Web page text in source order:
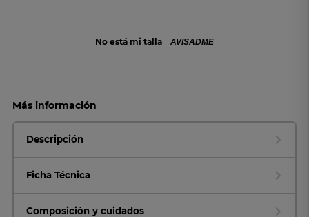
No está mi talla AVISADME
Más información
Descripción
Ficha Técnica
Composición y cuidados